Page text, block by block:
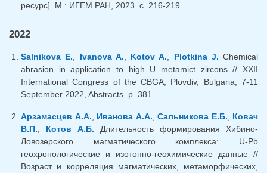
ресурс]. М.: ИГЕМ РАН, 2023. с. 216-219
2022
Salnikova E. Ivanova A. Kotov A. Plotkina J. Chemical
abrasion in application to high U metamict zircons // XXII
International Congress of the CBGA, Plovdiv, Bulgaria, 7-11
September 2022, Abstracts. p. 381
Арзамасцев А.А. Иванова А.А. Сальникова Е.Б.
Ковач
В.П.
Котов А.Б. Длительность формирования Хибино-
Ловозерского магматического комплекса: U-Pb
геохронологические и изотопно-геохимические данные //
Возраст и корреляция магматических, метаморфических,